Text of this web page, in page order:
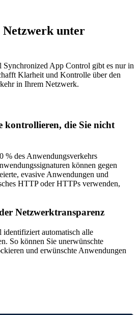
unter
Synchronized App Control gibt es nur in
Klarheit und Kontrolle über den
in Ihrem Netzwerk.
kontrollieren, die Sie nicht
% des Anwendungsverkehrs
können gegen
evasive Anwendungen und
HTTP oder HTTPs verwenden,
Netzwerktransparenz
automatisch alle
So können Sie unerwünschte
und erwünschte Anwendungen